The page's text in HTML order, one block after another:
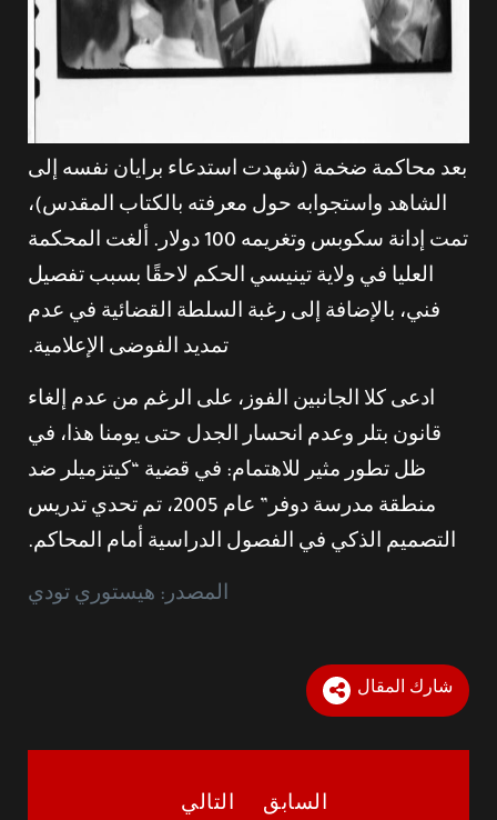
بعد محاكمة ضخمة (شهدت استدعاء برايان نفسه إلى
الشاهد واستجوابه حول معرفته بالكتاب المقدس)،
تمت إدانة سكوبس وتغريمه 100 دولار. ألغت المحكمة
العليا في ولاية تينيسي الحكم لاحقًا بسبب تفصيل
فني، بالإضافة إلى رغبة السلطة القضائية في عدم
تمديد الفوضى الإعلامية.
ادعى كلا الجانبين الفوز، على الرغم من عدم إلغاء
قانون بتلر وعدم انحسار الجدل حتى يومنا هذا، في
ظل تطور مثير للاهتمام: في قضية “كيتزميلر ضد
منطقة مدرسة دوفر” عام 2005، تم تحدي تدريس
التصميم الذكي في الفصول الدراسية أمام المحاكم.
المصدر: هيستوري تودي
شارك المقال
السابق التالي